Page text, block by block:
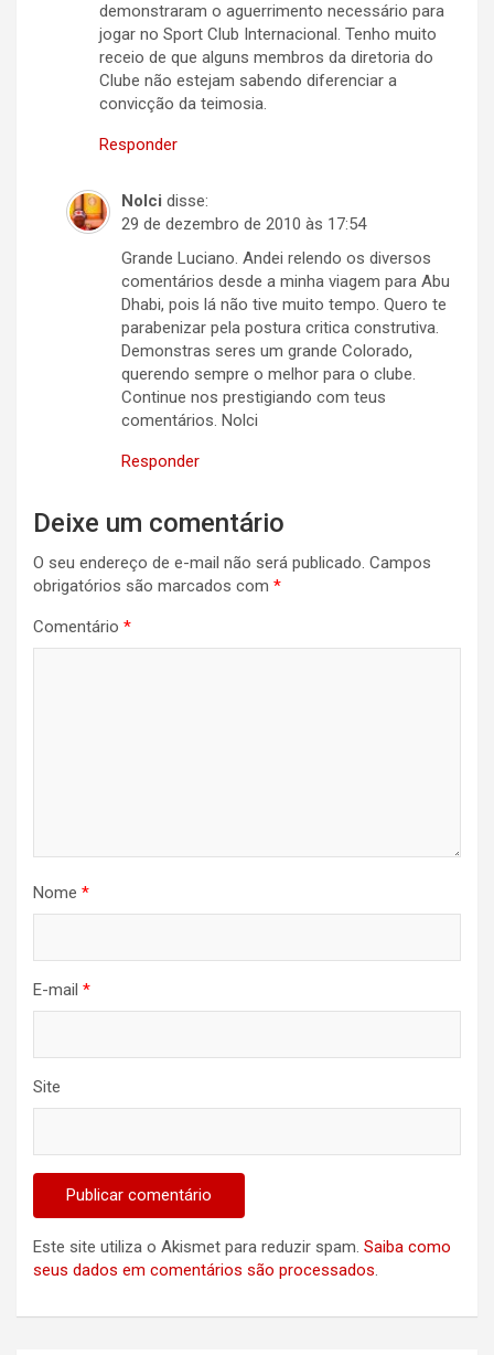
demonstraram o aguerrimento necessário para
jogar no Sport Club Internacional. Tenho muito
receio de que alguns membros da diretoria do
Clube não estejam sabendo diferenciar a
convicção da teimosia.
Responder
Nolci disse:
29 de dezembro de 2010 às 17:54
Grande Luciano. Andei relendo os diversos
comentários desde a minha viagem para Abu
Dhabi, pois lá não tive muito tempo. Quero te
parabenizar pela postura critica construtiva.
Demonstras seres um grande Colorado,
querendo sempre o melhor para o clube.
Continue nos prestigiando com teus
comentários. Nolci
Responder
Deixe um comentário
O seu endereço de e-mail não será publicado. Campos
obrigatórios são marcados com *
Comentário *
Nome *
E-mail *
Site
Este site utiliza o Akismet para reduzir spam. Saiba como
seus dados em comentários são processados.